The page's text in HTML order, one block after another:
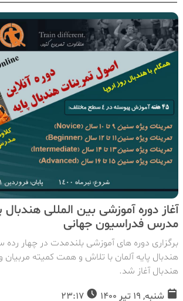
آغاز دوره آموزشی بین المللی
مدرس فدراسیون جهانی
برگزاری دوره های آموزشی بلندمدت در چهار رده
هندبال پایه آلمان با تلاش و همت کمیته
هندبال آغاز شد.
شنبه, 19 تیر 1400